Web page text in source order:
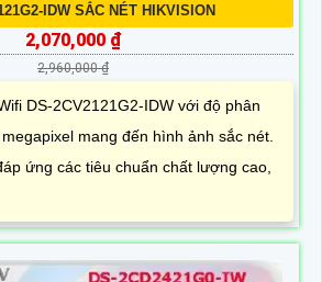
IDW SẮC NÉT HIKVISION
2,070,000 ₫
2,960,000 ₫
DS-2CV2121G2-IDW với độ phân
mang đến hình ảnh sắc nét.
ứng các tiêu chuẩn chất lượng cao,